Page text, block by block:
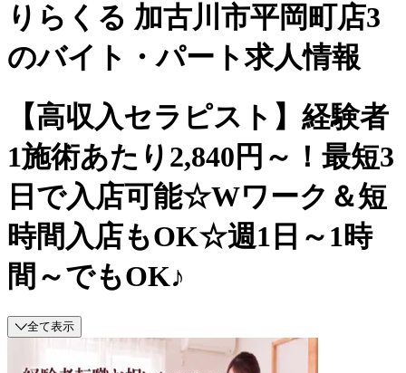
りらくる 加古川市平岡町店3
のバイト・パート求人情報
【高収入セラピスト】経験者
1施術あたり2,840円～！最短3
日で入店可能☆Wワーク＆短
時間入店もOK☆週1日～1時
間～でもOK♪
全て表示